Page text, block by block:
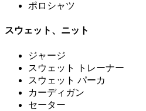
ポロシャツ
スウェット、ニット
ジャージ
スウェット トレーナー
スウェット パーカ
カーディガン
セーター